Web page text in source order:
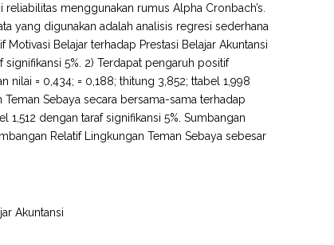
menggunakan rumus Alpha Cronbach’s.
yang digunakan adalah analisis regresi sederhana
Belajar terhadap Prestasi Belajar Akuntansi
5%. 2) Terdapat pengaruh positif
nilai = 0,434; = 0,188; thitung 3,852; ttabel 1,998
Sebaya secara bersama-sama terhadap
1,512 dengan taraf signifikansi 5%. Sumbangan
Relatif Lingkungan Teman Sebaya sebesar
Akuntansi